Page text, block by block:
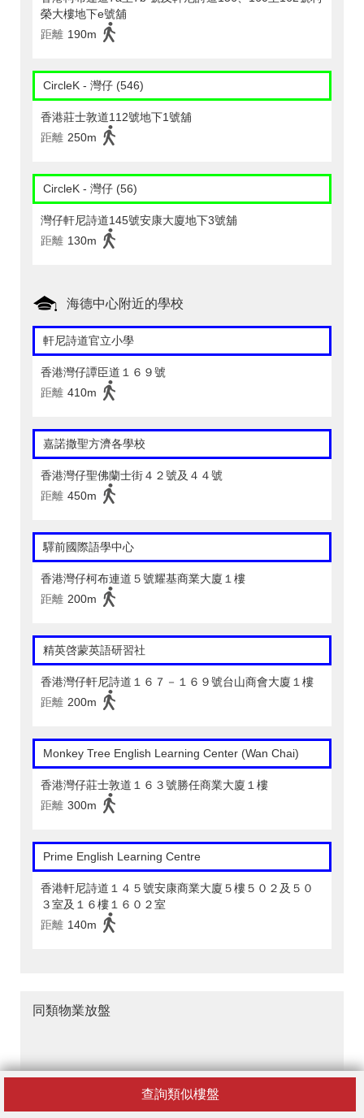
查詢類似樓盤
榮大樓地下e號舖
距離 190m
CircleK - 灣仔 (546)
香港莊士敦道112號地下1號舖
距離 250m
CircleK - 灣仔 (56)
灣仔軒尼詩道145號安康大廈地下3號舖
距離 130m
海德中心附近的學校
軒尼詩道官立小學
香港灣仔譚臣道１６９號
距離 410m
嘉諾撒聖方濟各學校
香港灣仔聖佛蘭士街４２號及４４號
距離 450m
驛前國際語學中心
香港灣仔柯布連道５號耀基商業大廈１樓
距離 200m
精英啓蒙英語研習社
香港灣仔軒尼詩道１６７－１６９號台山商會大廈１樓
距離 200m
Monkey Tree English Learning Center (Wan Chai)
香港灣仔莊士敦道１６３號勝任商業大廈１樓
距離 300m
Prime English Learning Centre
香港軒尼詩道１４５號安康商業大廈５樓５０２及５０
３室及１６樓１６０２室
距離 140m
同類物業放盤